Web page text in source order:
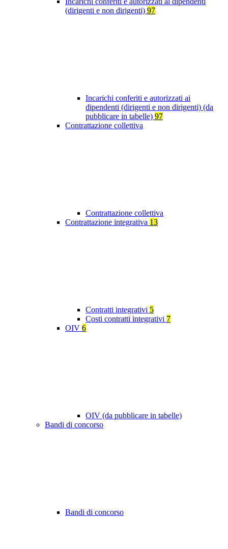
(dirigenti e non dirigenti) 97
Incarichi conferiti e autorizzati ai
dipendenti (dirigenti e non dirigenti) (da
pubblicare in tabelle) 97
Contrattazione collettiva
Contrattazione collettiva
Contrattazione integrativa 13
Contratti integrativi 5
Costi contratti integrativi 7
OIV 6
OIV (da pubblicare in tabelle)
Bandi di concorso
Bandi di concorso